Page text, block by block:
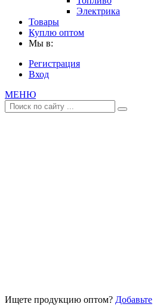
Электрика
Товары
Куплю оптом
Мы в:
Регистрация
Вход
МЕНЮ
Ищете продукцию оптом? Добавьте